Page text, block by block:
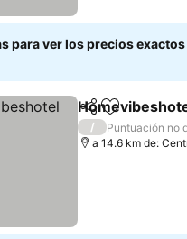
para ver los precios exactos
CompartirAgregar a
/
Puntuación no
a 14.6 km de: